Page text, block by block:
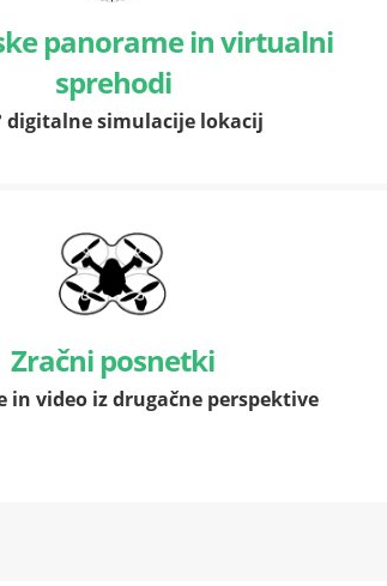
panorame in virtualni
sprehodi
digitalne simulacije lokacij
Zračni posnetki
in video iz drugačne perspektive